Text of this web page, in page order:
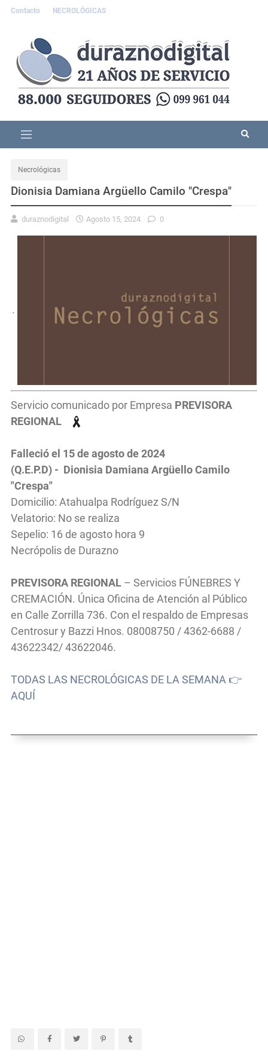
Contacto NECROLÓGICAS
Necrológicas
Dionisia Damiana Argüello Camilo "Crespa"
duraznodigital Agosto 15, 2024 0
.
Servicio comunicado por Empresa PREVISORA
REGIONAL
Falleció el 15 de agosto de 2024
(Q.E.P.D) - Dionisia Damiana Argüello Camilo
"Crespa"
Domicilio: Atahualpa Rodríguez S/N
Velatorio: No se realiza
Sepelio: 16 de agosto hora 9
Necrópolis de Durazno
PREVISORA REGIONAL – Servicios FÚNEBRES Y
CREMACIÓN. Única Oficina de Atención al Público
en Calle Zorrilla 736. Con el respaldo de Empresas
Centrosur y Bazzi Hnos. 08008750 / 4362-6688 /
43622342/ 43622046.
TODAS LAS NECROLÓGICAS DE LA SEMANA 👉
AQUÍ